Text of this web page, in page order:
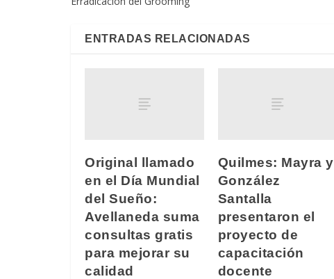
ENTRADAS RELACIONADAS
Original llamado
en el Día Mundial
del Sueño:
Avellaneda suma
consultas gratis
para mejorar su
calidad
Quilmes: Mayra y
González
Santalla
presentaron el
proyecto de
capacitación
docente